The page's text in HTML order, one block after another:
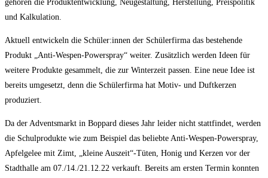
gehören die Produktentwicklung, Neugestaltung, Herstellung, Preispolitik
und Kalkulation.
Aktuell entwickeln die Schüler:innen der Schülerfirma das bestehende
Produkt „Anti-Wespen-Powerspray“ weiter. Zusätzlich werden Ideen für
weitere Produkte gesammelt, die zur Winterzeit passen. Eine neue Idee ist
bereits umgesetzt, denn die Schülerfirma hat Motiv- und Duftkerzen
produziert.
Da der Adventsmarkt in Boppard dieses Jahr leider nicht stattfindet, werden
die Schulprodukte wie zum Beispiel das beliebte Anti-Wespen-Powerspray,
Apfelgelee mit Zimt, „kleine Auszeit“-Tüten, Honig und Kerzen vor der
Stadthalle am 07./14./21.12.22 verkauft. Bereits am ersten Termin konnten